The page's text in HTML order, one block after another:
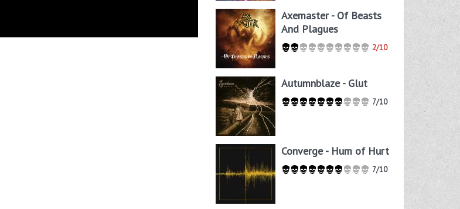
Axemaster - Of Beasts
And Plagues
2/10
Autumnblaze - Glut
7/10
Converge - Hum of Hurt
7/10